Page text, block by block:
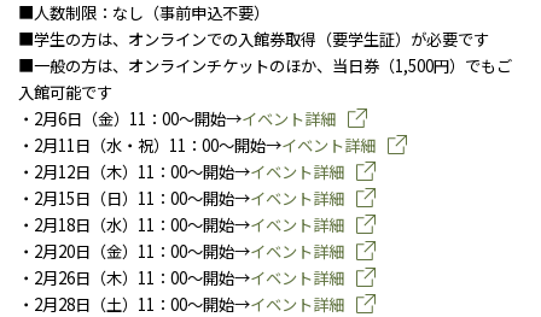
■人数制限：なし（事前申込不要）
■学生の方は、オンラインでの入館券取得（要学生証）が必要です
■一般の方は、オンラインチケットのほか、当日券（1,500円）でもご
入館可能です
・2月6日（金）11：00～開始→イベント詳細
・2月11日（水・祝）11：00～開始→イベント詳細
・2月12日（木）11：00～開始→イベント詳細
・2月15日（日）11：00～開始→イベント詳細
・2月18日（水）11：00～開始→イベント詳細
・2月20日（金）11：00～開始→イベント詳細
・2月26日（木）11：00～開始→イベント詳細
・2月28日（土）11：00～開始→イベント詳細